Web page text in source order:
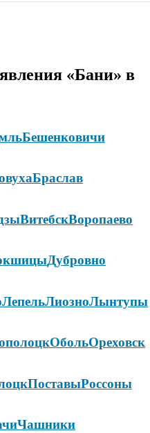
«Бани» в
Бешенковичи
Браслав
ВитебскВоропаево
Дубровно
ЛепельЛиозноЛынтупы
ОбольОреховск
ПоставыРоссоны
Чашники